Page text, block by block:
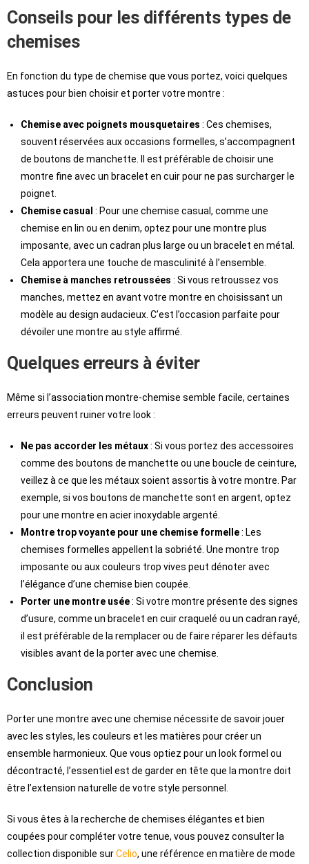
Conseils pour les différents types de
chemises
En fonction du type de chemise que vous portez, voici quelques
astuces pour bien choisir et porter votre montre :
Chemise avec poignets mousquetaires : Ces chemises,
souvent réservées aux occasions formelles, s’accompagnent
de boutons de manchette. Il est préférable de choisir une
montre fine avec un bracelet en cuir pour ne pas surcharger le
poignet.
Chemise casual : Pour une chemise casual, comme une
chemise en lin ou en denim, optez pour une montre plus
imposante, avec un cadran plus large ou un bracelet en métal.
Cela apportera une touche de masculinité à l’ensemble.
Chemise à manches retroussées : Si vous retroussez vos
manches, mettez en avant votre montre en choisissant un
modèle au design audacieux. C’est l’occasion parfaite pour
dévoiler une montre au style affirmé.
Quelques erreurs à éviter
Même si l’association montre-chemise semble facile, certaines
erreurs peuvent ruiner votre look :
Ne pas accorder les métaux: Si vous portez des accessoires
comme des boutons de manchette ou une boucle de ceinture,
veillez à ce que les métaux soient assortis à votre montre. Par
exemple, si vos boutons de manchette sont en argent, optez
pour une montre en acier inoxydable argenté.
Montre trop voyante pour une chemise formelle: Les
chemises formelles appellent la sobriété. Une montre trop
imposante ou aux couleurs trop vives peut dénoter avec
l’élégance d’une chemise bien coupée.
Porter une montre usée: Si votre montre présente des signes
d’usure, comme un bracelet en cuir craquelé ou un cadran rayé,
il est préférable de la remplacer ou de faire réparer les défauts
visibles avant de la porter avec une chemise.
Conclusion
Porter une montre avec une chemise nécessite de savoir jouer
avec les styles, les couleurs et les matières pour créer un
ensemble harmonieux. Que vous optiez pour un look formel ou
décontracté, l’essentiel est de garder en tête que la montre doit
être l’extension naturelle de votre style personnel.
Si vous êtes à la recherche de chemises élégantes et bien
coupées pour compléter votre tenue, vous pouvez consulter la
collection disponible surCelio, une référence en matière de mode